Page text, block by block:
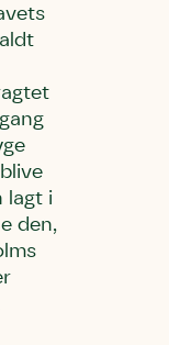
lagt i
den,